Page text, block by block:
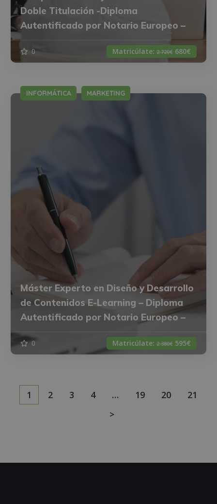
Doble Titulación -Diploma
Autentificado por Notario Europeo –
0 Matricúlate: 2.720€ 680€
INFORMÁTICA MARKETING
Máster Experto en Diseño y Desarrollo
de Contenidos E-Learning – Diploma
Autentificado por Notario Europeo –
0 Matricúlate: 2.380€ 595€
1 2 3 4 … 19 20
21
>